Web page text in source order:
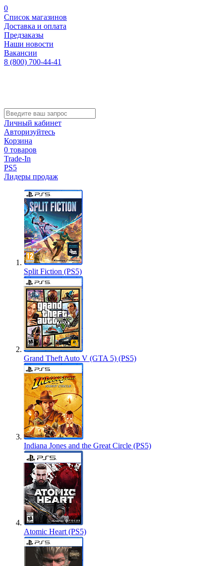
0
Список магазинов
Доставка и оплата
Предзаказы
Наши новости
Вакансии
8 (800) 700-44-41
Личный кабинет
Авторизуйтесь
Корзина
0 товаров
Trade-In
PS5
Лидеры продаж
Split Fiction (PS5)
Grand Theft Auto V (GTA 5) (PS5)
Indiana Jones and the Great Circle (PS5)
Atomic Heart (PS5)